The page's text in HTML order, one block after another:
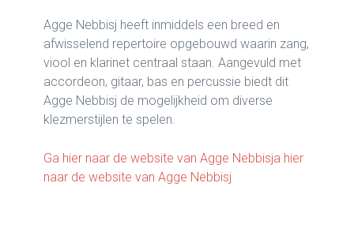
Agge Nebbisj heeft inmiddels een breed en
afwisselend repertoire opgebouwd waarin zang,
viool en klarinet centraal staan. Aangevuld met
accordeon, gitaar, bas en percussie biedt dit
Agge Nebbisj de mogelijkheid om diverse
klezmerstijlen te spelen.
Ga hier naar de website van Agge Nebbisja hier
naar de website van Agge Nebbisj